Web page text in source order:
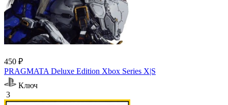
450 ₽
PRAGMATA Deluxe Edition Xbox Series X|S
Ключ
3